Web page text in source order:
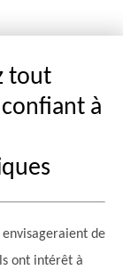
tout
à
de
ont intérêt à